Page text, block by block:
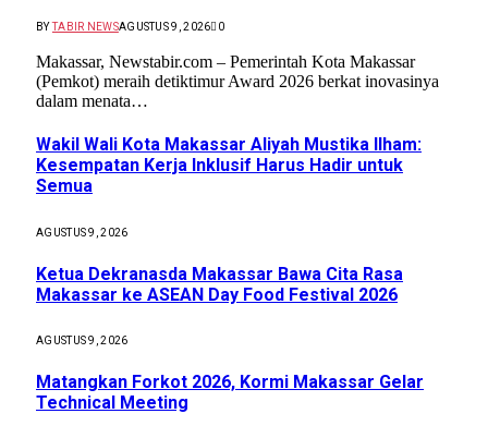
BY TABIR NEWSAGUSTUS 9, 2026 0
Makassar, Newstabir.com – Pemerintah Kota Makassar
(Pemkot) meraih detiktimur Award 2026 berkat inovasinya
dalam menata…
Wakil Wali Kota Makassar Aliyah Mustika Ilham:
Kesempatan Kerja Inklusif Harus Hadir untuk
Semua
AGUSTUS 9, 2026
Ketua Dekranasda Makassar Bawa Cita Rasa
Makassar ke ASEAN Day Food Festival 2026
AGUSTUS 9, 2026
Matangkan Forkot 2026, Kormi Makassar Gelar
Technical Meeting